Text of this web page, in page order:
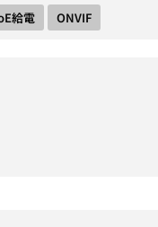
給電 ONVIF